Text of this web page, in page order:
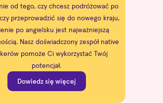
od tego, czy chcesz podróżować po
przeprowadzić się do nowego kraju,
po angielsku jest najważniejszą
Nasz doświadczony zespół native
pomoże Ci wykorzystać Twój
potencjał.
Dowiedz się więcej